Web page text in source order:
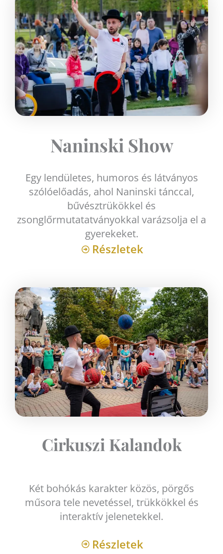
Naninski Show
Egy lendületes, humoros és látványos
szólóelőadás, ahol Naninski tánccal,
bűvésztrükökkel és
zsonglőrmutatatványokkal varázsolja el a
gyerekeket.
Részletek
Cirkuszi Kalandok
Két bohókás karakter közös, pörgős
műsora tele nevetéssel, trükkökkel és
interaktív jelenetekkel.
Részletek